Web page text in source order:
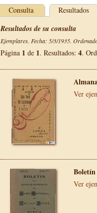
Consulta Resultados
Resultados de su consulta
Ejemplares. Fecha: 5/3/1935.
Página 1 de 1. Resultados: 4.
Ver
Ver